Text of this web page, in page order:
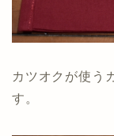
カツオクが使う
す。